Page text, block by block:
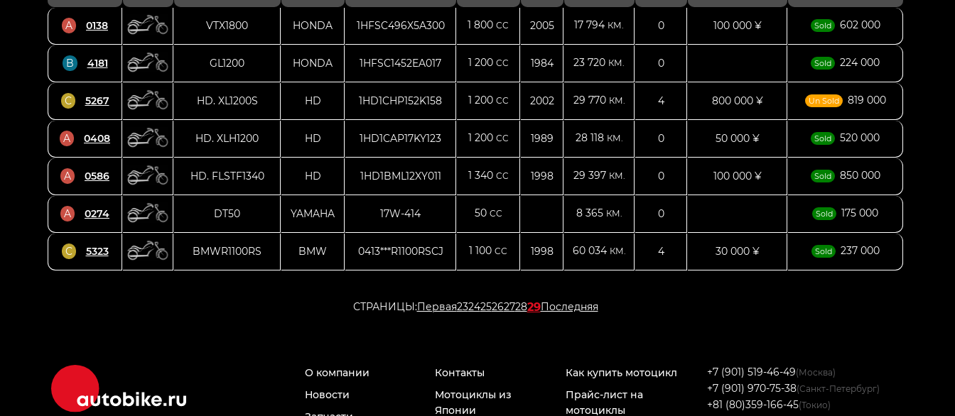
A 0138 VTX1800 HONDA 1HFSC496X5A300 1 800 CC 2005 17 794 КМ. 0 100 000 ¥ Sold 602 000
B 4181 GL1200 HONDA 1HFSC1452EA017 1 200 CC 1984 23 720 КМ. 0 Sold 224 000
C 5267 HD. XL1200S HD 1HD1CHP152K158 1 200 CC 2002 29 770 КМ. 4 800 000 ¥ Un Sold 819 000
A 0408 HD. XLH1200 HD 1HD1CAP17KY123 1 200 CC 1989 28 118 КМ. 0 50 000 ¥ Sold 520 000
A 0586 HD. FLSTF1340 HD 1HD1BML12XY011 1 340 CC 1998 29 397 КМ. 0 100 000 ¥ Sold 850 000
A 0274 DT50 YAMAHA 17W-414 50 CC 8 365 КМ. 0 Sold 175 000
C 5323 BMWR1100RS BMW 0413***R1100RSCJ 1 100 CC 1998 60 034 КМ. 4 30 000 ¥ Sold 237 000
СТРАНИЦЫ:Первая23242526272829Последняя
О компании
Новости
Контакты
Мотоциклы из
Японии
Как купить мотоцикл
Прайс-лист на
мотоциклы
+7 (901) 519-46-49(Москва)
+7 (901) 970-75-38(Санкт-Петербург)
+81 (80)359-166-45(Токио)